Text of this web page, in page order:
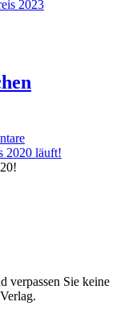
verpassen Sie keine